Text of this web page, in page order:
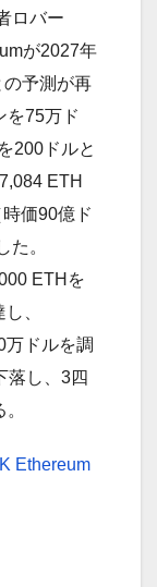
ロバー
が2027年
予測が再
を75万ド
200ドルと
ETH
価90億ド
た。
ETHを
、
万ドルを調
落し、3四
Ethereum